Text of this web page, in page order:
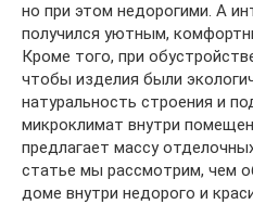
но при этом недорогими. А
получился уютным,
Кроме того, при
чтобы изделия были
натуральность строения и
микроклимат внутри
предлагает массу
статье мы рассмотрим, чем
доме внутри недорого и